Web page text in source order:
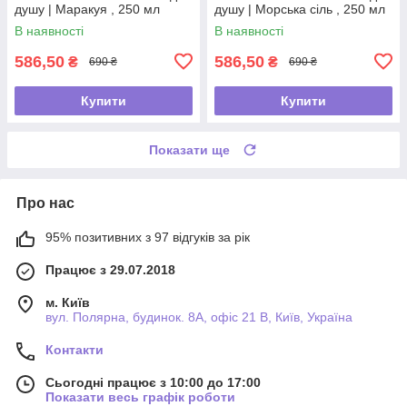
душу | Маракуя , 250 мл
В наявності
586,50 ₴ 690 ₴
Купити
душу | Морська сіль , 250 мл
В наявності
586,50 ₴ 690 ₴
Купити
Показати ще
Про нас
95% позитивних з 97 відгуків за рік
Працює з 29.07.2018
м. Київ
вул. Полярна, будинок. 8А, офіс 21 В, Київ, Україна
Контакти
Сьогодні працює з 10:00 до 17:00
Показати весь графік роботи